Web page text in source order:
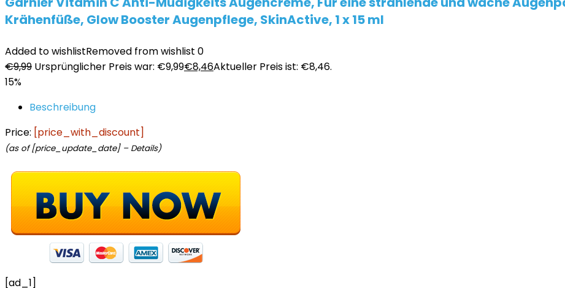
Krähenfüße, Glow Booster Augenpflege, SkinActive, 1 x 15 ml
Added to wishlistRemoved from wishlist 0
€9,99 Ursprünglicher Preis war: €9,99€8,46Aktueller Preis ist: €8,46.
15%
Beschreibung
Price: [price_with_discount]
(as of [price_update_date] – Details)
[ad_1]